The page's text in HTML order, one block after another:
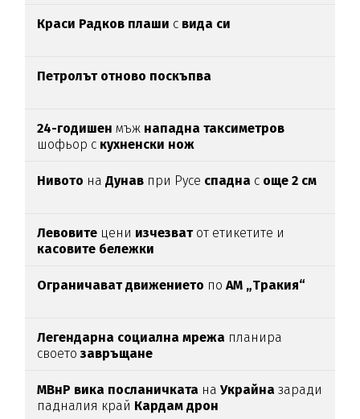
Краси Радков плаши с вида си
Петролът отново поскъпва
24-годишенмъж нападна таксиметров
шофьор с кухненски нож
Нивото наДунав при Русе спадна с още 2 см
Левовите цени изчезват от етикетите и
касовите бележки
Ограничават движението поАМ „Тракия“
Легендарна социална мрежа планира
своетозавръщане
МВнР вика посланичката наУкрайназаради
падналия край Кардам дрон